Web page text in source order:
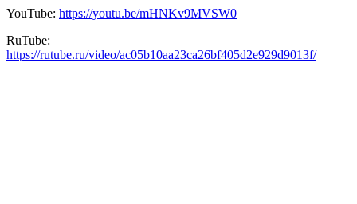
YouTube: https://youtu.be/mHNKv9MVSW0
RuTube:
https://rutube.ru/video/ac05b10aa23ca26bf405d2e929d9013f/